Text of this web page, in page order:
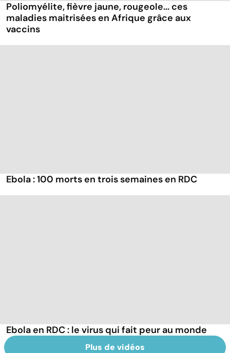
Poliomyélite, fièvre jaune, rougeole... ces
maladies maitrisées en Afrique grâce aux
vaccins
Ebola : 100 morts en trois semaines en RDC
Ebola en RDC : le virus qui fait peur au monde
Plus de vidéos